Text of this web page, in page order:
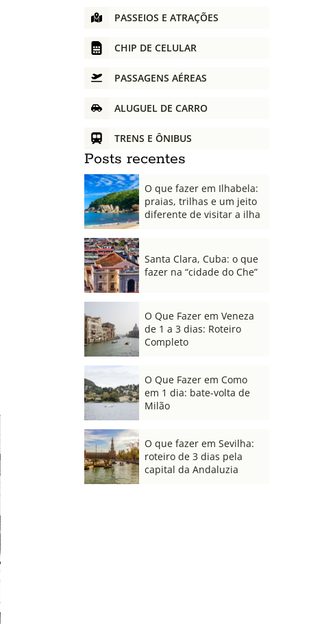
PASSEIOS E ATRAÇÕES
CHIP DE CELULAR
PASSAGENS AÉREAS
ALUGUEL DE CARRO
TRENS E ÔNIBUS
Posts recentes
O que fazer em Ilhabela:
praias, trilhas e um jeito
diferente de visitar a ilha
Santa Clara, Cuba: o que
fazer na “cidade do Che”
O Que Fazer em Veneza
de 1 a 3 dias: Roteiro
Completo
O Que Fazer em Como
em 1 dia: bate-volta de
Milão
O que fazer em Sevilha:
roteiro de 3 dias pela
capital da Andaluzia